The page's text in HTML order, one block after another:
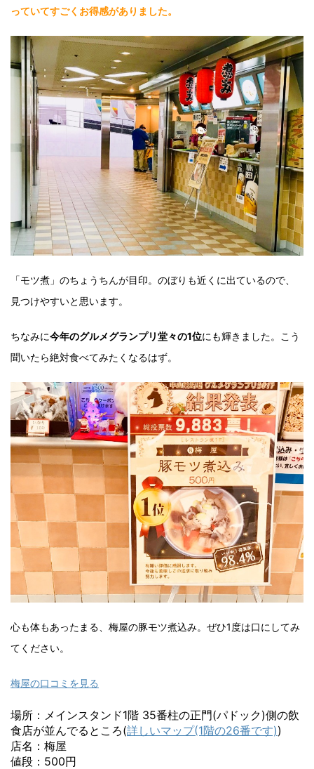
っていてすごくお得感がありました。
「モツ煮」のちょうちんが目印。のぼりも近くに出ているので、
見つけやすいと思います。
ちなみに今年のグルメグランプリ堂々の1位にも輝きました。こう
聞いたら絶対食べてみたくなるはず。
心も体もあったまる、梅屋の豚モツ煮込み。ぜひ1度は口にしてみ
てください。
梅屋の口コミを見る
場所：メインスタンド1階 35番柱の正門(パドック)側の飲
食店が並んでるところ(詳しいマップ(1階の26番です))
店名：梅屋
値段：500円